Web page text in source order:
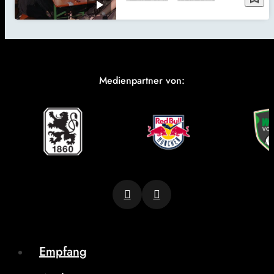
Medienpartner von:
Empfang